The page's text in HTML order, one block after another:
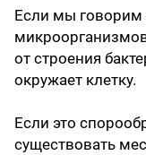
Если мы говорим
от строения
окружает клетку.
Если это
существовать